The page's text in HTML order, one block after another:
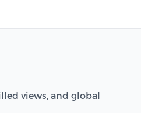
views, and global